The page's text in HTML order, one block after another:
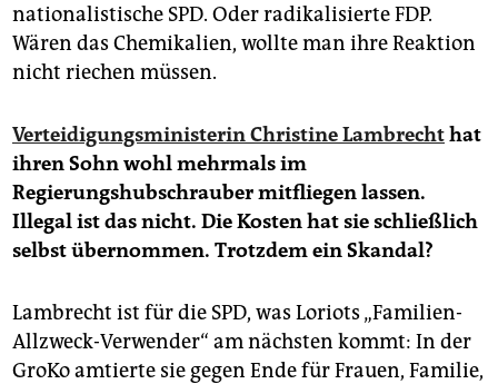
nationalistische SPD. Oder radikalisierte FDP.
Wären das Chemikalien, wollte man ihre Reaktion
nicht riechen müssen.
Verteidigungsministerin Christine Lambrechthat
ihren Sohn wohl mehrmals im
Regierungshubschrauber mitfliegen lassen.
Illegal ist das nicht. Die Kosten hat sie schließlich
selbst übernommen. Trotzdem ein Skandal?
Lambrecht ist für die SPD, was Loriots „Familien-
Allzweck-Verwender“ am nächsten kommt: In der
GroKo amtierte sie gegen Ende für Frauen, Familie,